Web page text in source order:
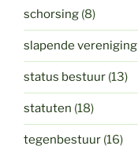
schorsing (8)
slapende vereniging
status bestuur (13)
statuten (18)
tegenbestuur (16)